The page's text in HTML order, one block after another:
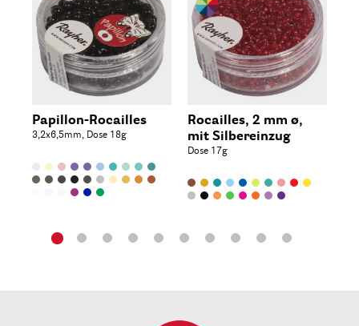
Papillon-Rocailles
3,2x6,5mm, Dose 18g
Rocailles, 2 mm ø,
mit Silbereinzug
Dose 17g